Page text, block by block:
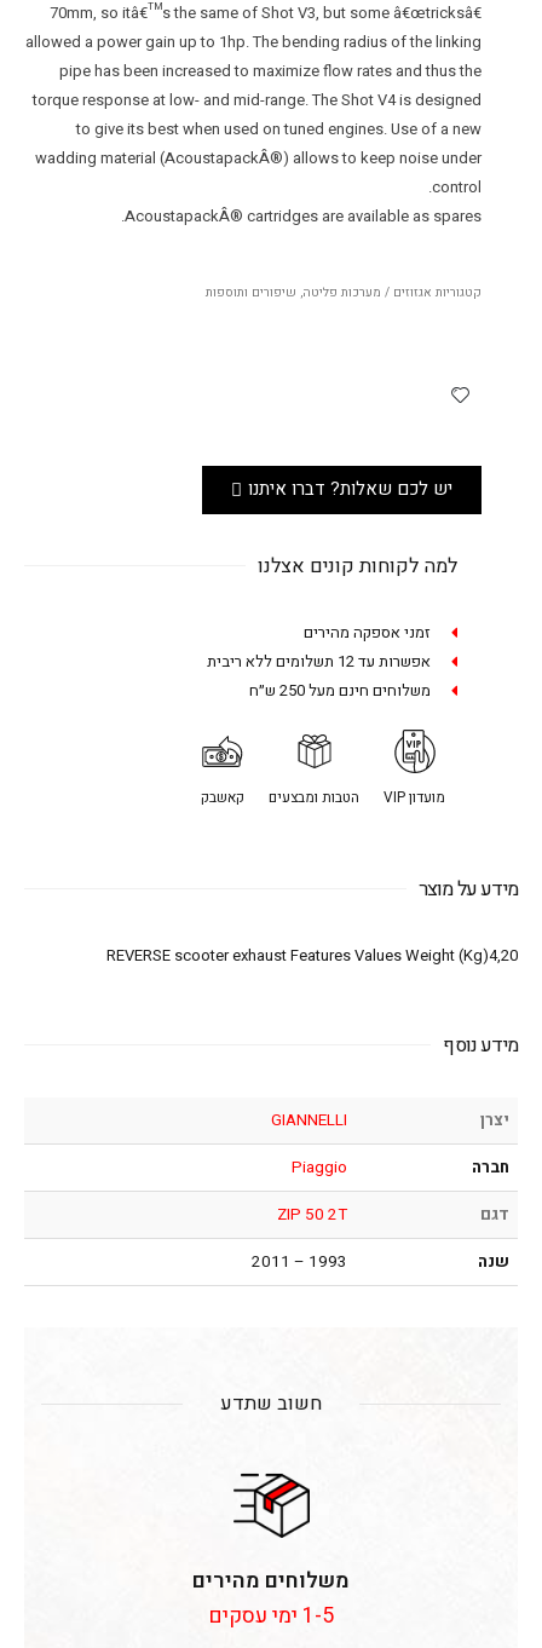
70mm, so itâ€™s the same of Shot V3, but some â€œtricksâ€
allowed a power gain up to 1hp. The bending radius of the linking
pipe has been increased to maximize flow rates and thus the
torque response at low- and mid-range. The Shot V4 is designed
to give its best when used on tuned engines. Use of a new
wadding material (AcoustapackÂ®) allows to keep noise under
control.
AcoustapackÂ® cartridges are available as spares.
קטגוריות אגזוזים / מערכות פליטה, שיפורים ותוספות
יש לכם שאלות? דברו איתנו
למה לקוחות קונים אצלנו
זמני אספקה מהירים
אפשרות עד 12 תשלומים ללא ריבית
משלוחים חינם מעל 250 ש״ח
מועדון VIP הטבות ומבצעים קאשבק
מידע על מוצר
REVERSE scooter exhaust Features Values Weight (Kg)4,20
מידע נוסף
יצרן
GIANNELLI
חברה
Piaggio
דגם
ZIP 50 2T
שנה
1993 – 2011
חשוב שתדע
משלוחים מהירים
1-5 ימי עסקים